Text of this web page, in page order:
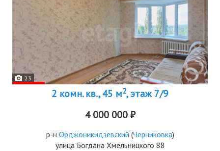
23
2 комн. кв., 45 м2, этаж 7/9
4 000 000 ₽
р-н Орджоникидзевский (Черниковка)
улица Богдана Хмельницкого 88